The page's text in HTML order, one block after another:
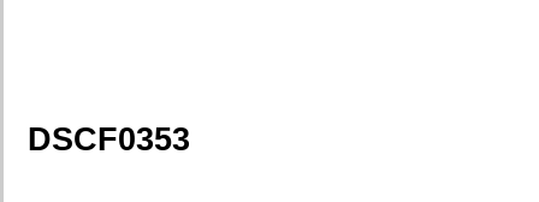
DSCF0353